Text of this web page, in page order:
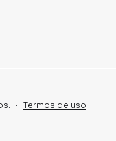
· Termos de uso ·